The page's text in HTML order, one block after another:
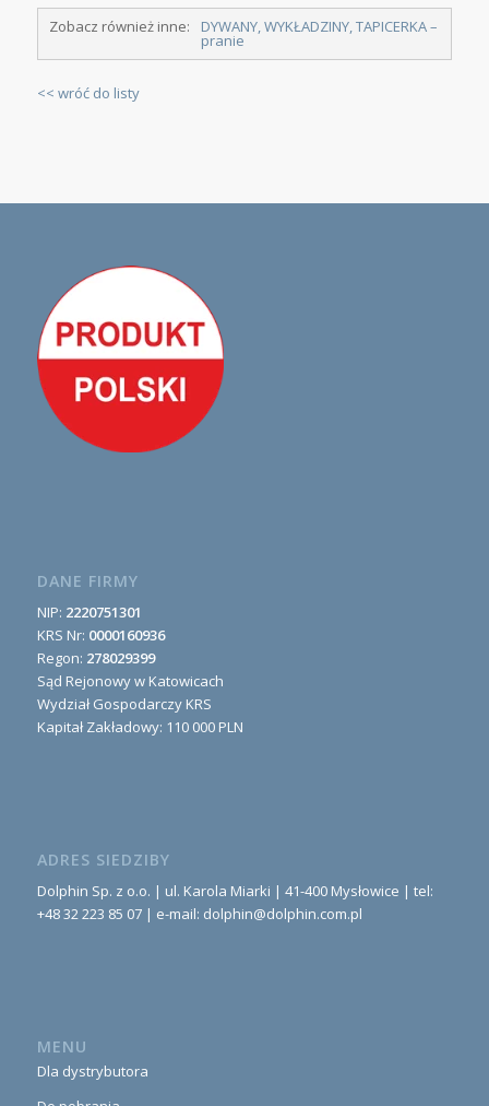
Zobacz również inne: DYWANY, WYKŁADZINY, TAPICERKA –
pranie
<< wróć do listy
DANE FIRMY
NIP: 2220751301
KRS Nr: 0000160936
Regon: 278029399
Sąd Rejonowy w Katowicach
Wydział Gospodarczy KRS
Kapitał Zakładowy: 110 000 PLN
ADRES SIEDZIBY
Dolphin Sp. z o.o. | ul. Karola Miarki | 41-400 Mysłowice | tel:
+48 32 223 85 07 | e-mail: dolphin@dolphin.com.pl
MENU
Dla dystrybutora